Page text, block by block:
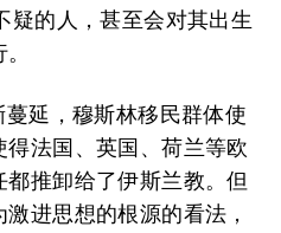
的人，甚至会对其出生
延，穆斯林移民群体使
法国、英国、荷兰等欧
推卸给了伊斯兰教。但
进思想的根源的看法，